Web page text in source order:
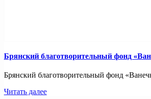
Брянский благотворительный фонд
Брянский благотворительный фонд
Читать далее